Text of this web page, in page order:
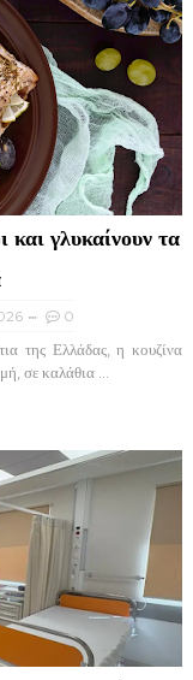
γλυκαίνουν τα
0
της Ελλάδας, η κουζίνα
σε καλάθια ...